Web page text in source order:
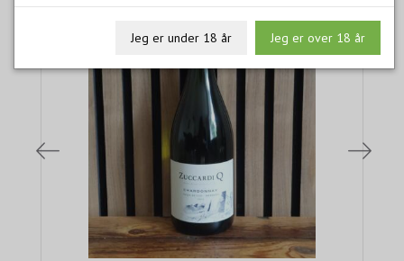
Jeg er under 18 år Jeg er over 18 år